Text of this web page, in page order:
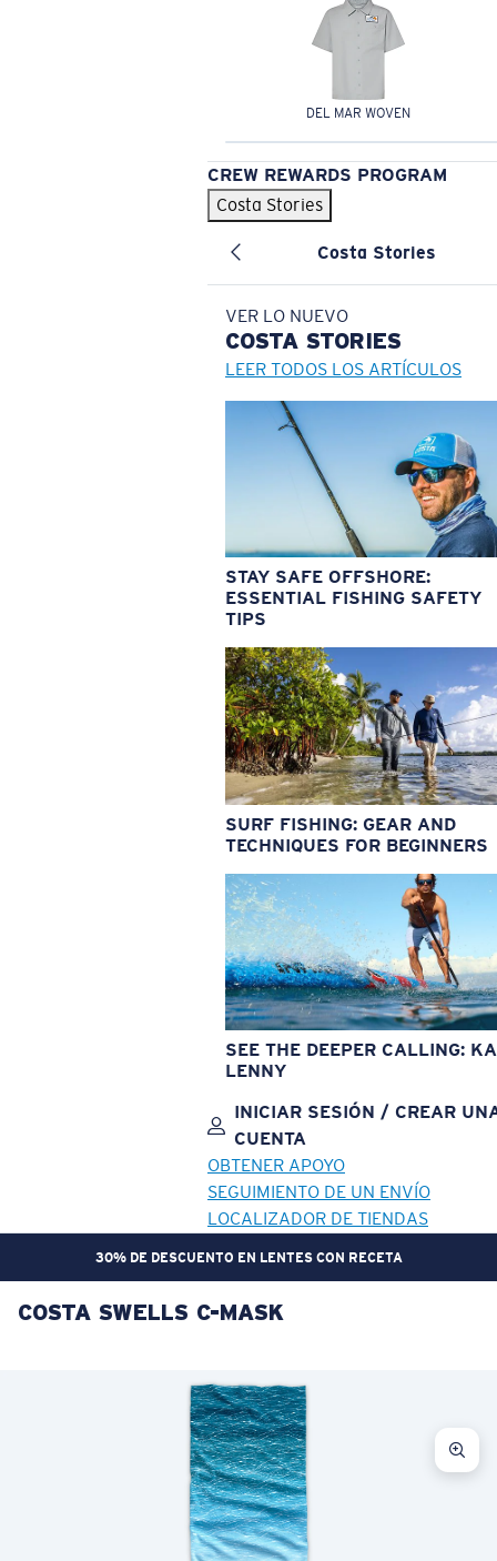
DEL MAR WOVEN
CREW REWARDS PROGRAM
Costa Stories
Costa Stories
VER LO NUEVO
COSTA STORIES
LEER TODOS LOS ARTÍCULOS
STAY SAFE OFFSHORE:
ESSENTIAL FISHING SAFETY
TIPS
SURF FISHING: GEAR AND
TECHNIQUES FOR BEGINNERS
SEE THE DEEPER CALLING:
LENNY
INICIAR SESIÓN / CREAR
CUENTA
OBTENER APOYO
SEGUIMIENTO DE UN ENVÍO
LOCALIZADOR DE TIENDAS
30% DE DESCUENTO EN LENTES CON RECETA
OBJETIVO ACTUALIZADO¡AGREGADO AL CARRITO!
Precio: Sin cargo
Cantidad:
COSTA SWELLS C-MASK